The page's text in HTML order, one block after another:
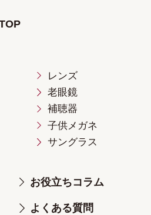
レンズ
老眼鏡
補聴器
子供メガネ
サングラス
お役立ちコラム
よくある質問